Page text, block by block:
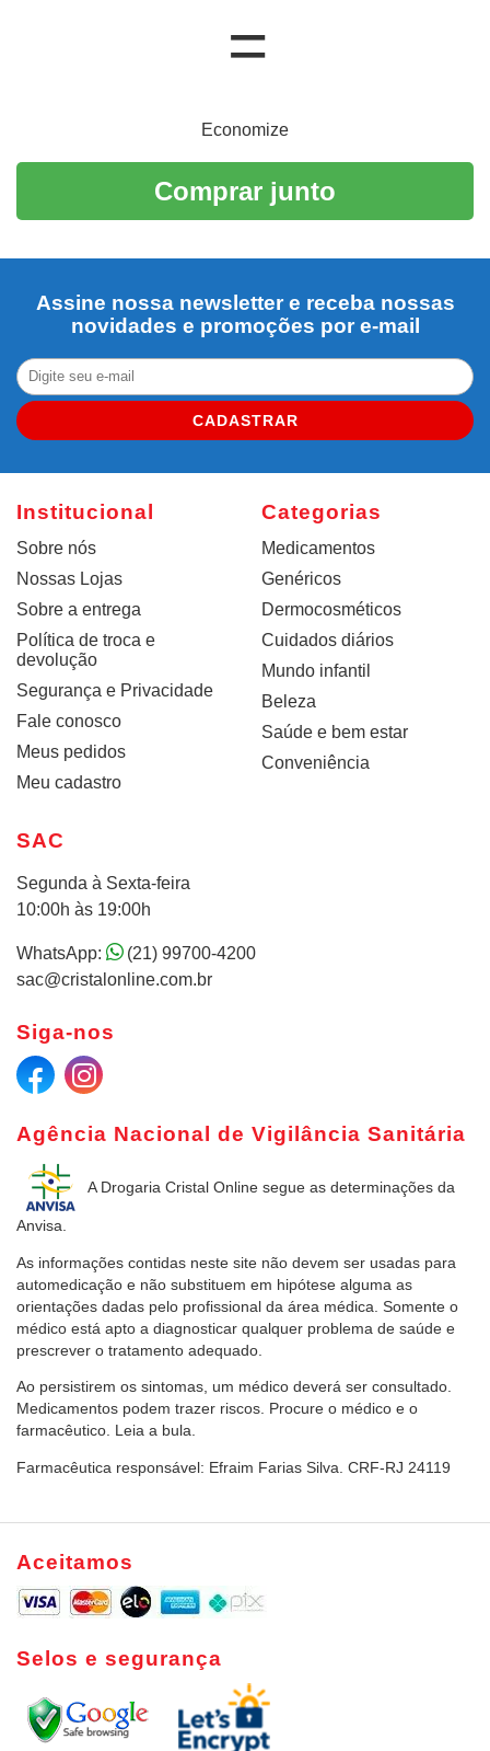
Economize
Comprar junto
Assine nossa newsletter e receba nossas
novidades e promoções por e-mail
CADASTRAR
Institucional
Sobre nós
Nossas Lojas
Sobre a entrega
Política de troca e
devolução
Segurança e Privacidade
Fale conosco
Meus pedidos
Meu cadastro
Categorias
Medicamentos
Genéricos
Dermocosméticos
Cuidados diários
Mundo infantil
Beleza
Saúde e bem estar
Conveniência
Agência Nacional de Vigilância Sanitária
A Drogaria Cristal Online segue as determinações da
Anvisa.
As informações contidas neste site não devem ser usadas para
automedicação e não substituem em hipótese alguma as
orientações dadas pelo profissional da área médica. Somente o
médico está apto a diagnosticar qualquer problema de saúde e
prescrever o tratamento adequado.
Ao persistirem os sintomas, um médico deverá ser consultado.
Medicamentos podem trazer riscos. Procure o médico e o
farmacêutico. Leia a bula.
Farmacêutica responsável: Efraim Farias Silva. CRF-RJ 24119
SAC
Segunda à Sexta-feira
10:00h às 19:00h
WhatsApp:
(21) 99700-4200
sac@cristalonline.com.br
Siga-nos
Aceitamos
Selos e segurança